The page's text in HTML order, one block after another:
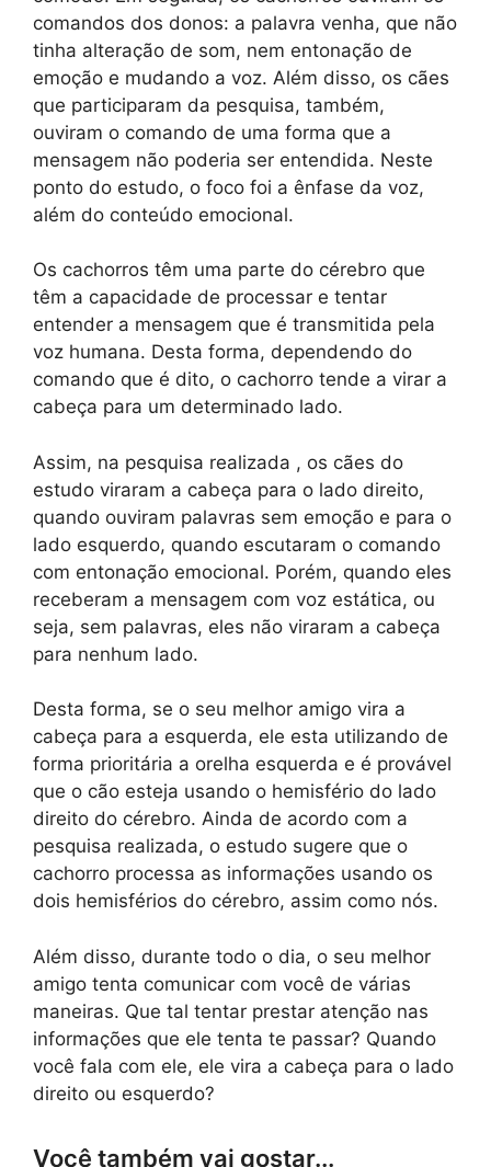
comandos dos donos: a palavra venha, que não
tinha alteração de som, nem entonação de
emoção e mudando a voz. Além disso, os cães
que participaram da pesquisa, também,
ouviram o comando de uma forma que a
mensagem não poderia ser entendida. Neste
ponto do estudo, o foco foi a ênfase da voz,
além do conteúdo emocional.
Os cachorros têm uma parte do cérebro que
têm a capacidade de processar e tentar
entender a mensagem que é transmitida pela
voz humana. Desta forma, dependendo do
comando que é dito, o cachorro tende a virar a
cabeça para um determinado lado.
Assim, na pesquisa realizada , os cães do
estudo viraram a cabeça para o lado direito,
quando ouviram palavras sem emoção e para o
lado esquerdo, quando escutaram o comando
com entonação emocional. Porém, quando eles
receberam a mensagem com voz estática, ou
seja, sem palavras, eles não viraram a cabeça
para nenhum lado.
Desta forma, se o seu melhor amigo vira a
cabeça para a esquerda, ele esta utilizando de
forma prioritária a orelha esquerda e é provável
que o cão esteja usando o hemisfério do lado
direito do cérebro. Ainda de acordo com a
pesquisa realizada, o estudo sugere que o
cachorro processa as informações usando os
dois hemisférios do cérebro, assim como nós.
Além disso, durante todo o dia, o seu melhor
amigo tenta comunicar com você de várias
maneiras. Que tal tentar prestar atenção nas
informações que ele tenta te passar? Quando
você fala com ele, ele vira a cabeça para o lado
direito ou esquerdo?
Você também vai gostar...